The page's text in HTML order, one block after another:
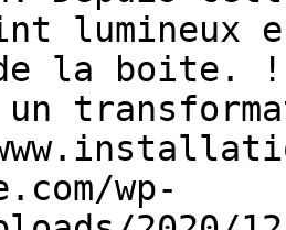
lumineux
la boite.
wp-